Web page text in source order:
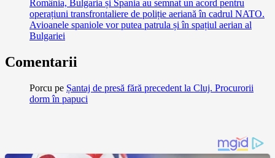
România, Bulgaria și Spania au semnat un acord pentru
operațiuni transfrontaliere de poliție aeriană în cadrul NATO.
Avioanele spaniole vor putea patrula și în spațiul aerian al
Bulgariei
Comentarii
Porcu pe Șantaj de presă fără precedent la Cluj. Procurorii
dorm în papuci